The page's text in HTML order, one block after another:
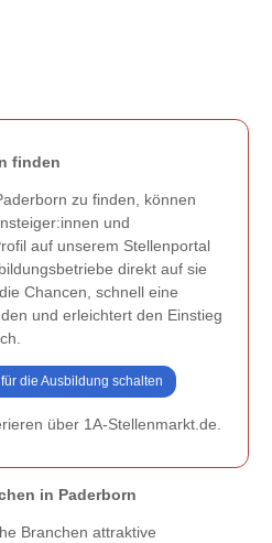
finden
zu finden, können
und
auf unserem Stellenportal
direkt auf sie
Chancen, schnell eine
und erleichtert den Einstieg
die Ausbildung schalten
über 1A-Stellenmarkt.de.
in Paderborn
Branchen attraktive